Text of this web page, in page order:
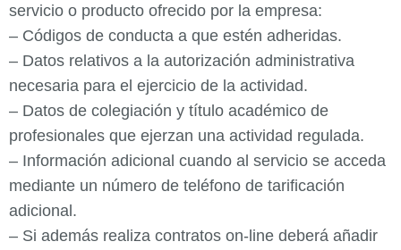
servicio o producto ofrecido por la empresa:
– Códigos de conducta a que estén adheridas.
– Datos relativos a la autorización administrativa
necesaria para el ejercicio de la actividad.
– Datos de colegiación y título académico de
profesionales que ejerzan una actividad regulada.
– Información adicional cuando al servicio se acceda
mediante un número de teléfono de tarificación
adicional.
– Si además realiza contratos on-line deberá añadir